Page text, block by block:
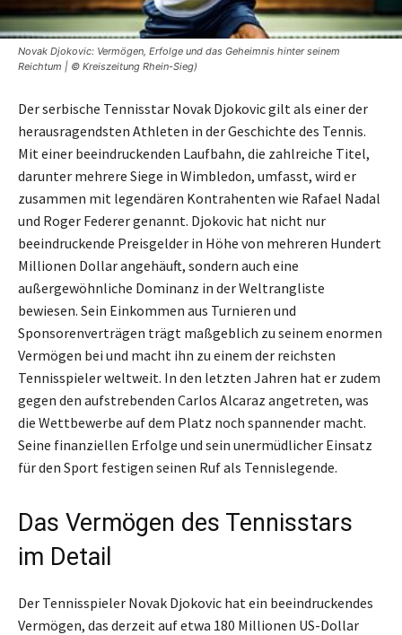
Novak Djokovic: Vermögen, Erfolge und das Geheimnis hinter seinem
Reichtum | © Kreiszeitung Rhein-Sieg)
Der serbische Tennisstar Novak Djokovic gilt als einer der
herausragendsten Athleten in der Geschichte des Tennis.
Mit einer beeindruckenden Laufbahn, die zahlreiche Titel,
darunter mehrere Siege in Wimbledon, umfasst, wird er
zusammen mit legendären Kontrahenten wie Rafael Nadal
und Roger Federer genannt. Djokovic hat nicht nur
beeindruckende Preisgelder in Höhe von mehreren Hundert
Millionen Dollar angehäuft, sondern auch eine
außergewöhnliche Dominanz in der Weltrangliste
bewiesen. Sein Einkommen aus Turnieren und
Sponsorenverträgen trägt maßgeblich zu seinem enormen
Vermögen bei und macht ihn zu einem der reichsten
Tennisspieler weltweit. In den letzten Jahren hat er zudem
gegen den aufstrebenden Carlos Alcaraz angetreten, was
die Wettbewerbe auf dem Platz noch spannender macht.
Seine finanziellen Erfolge und sein unermüdlicher Einsatz
für den Sport festigen seinen Ruf als Tennislegende.
Das Vermögen des Tennisstars
im Detail
Der Tennisspieler Novak Djokovic hat ein beeindruckendes
Vermögen, das derzeit auf etwa 180 Millionen US-Dollar